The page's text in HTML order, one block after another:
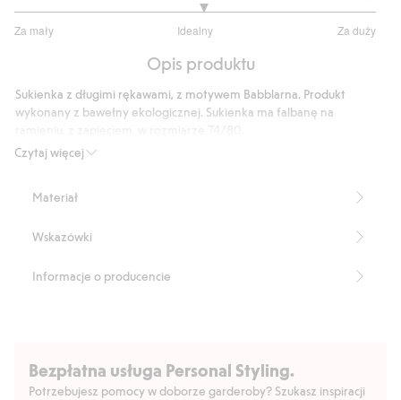
Za mały Idealny Za duży
na
23
głosów
Opis produktu
Czytaj więcej
Sukienka z długimi rękawami, z motywem Babblarna. Produkt
wykonany z bawełny ekologicznej. Sukienka ma falbanę na
Produkt zawiera 95% bawełny ekologicznej.
Materiał
Wskazówki
Informacje o producencie
Bezpłatna usługa Personal Styling.
Potrzebujesz pomocy w doborze garderoby? Szukasz inspiracji